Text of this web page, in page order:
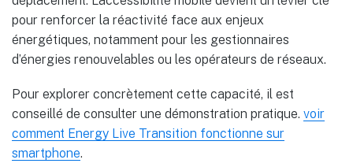
pour renforcer la réactivité face aux enjeux
énergétiques, notamment pour les gestionnaires
d’énergies renouvelables ou les opérateurs de réseaux.
Pour explorer concrètement cette capacité, il est
conseillé de consulter une démonstration pratique. voir
comment Energy Live Transition fonctionne sur
smartphone.